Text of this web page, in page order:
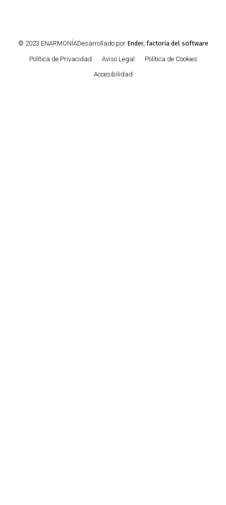
© 2023 ENARMONÍADesarrollado por Ender, factoria del software
Política de Privacidad Aviso Legal
Política de Cookies
Accesibilidad